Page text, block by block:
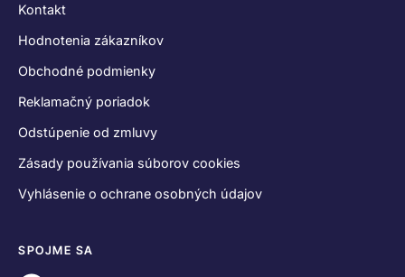
Kontakt
Hodnotenia zákazníkov
Obchodné podmienky
Reklamačný poriadok
Odstúpenie od zmluvy
Zásady používania súborov cookies
Vyhlásenie o ochrane osobných údajov
SPOJME SA